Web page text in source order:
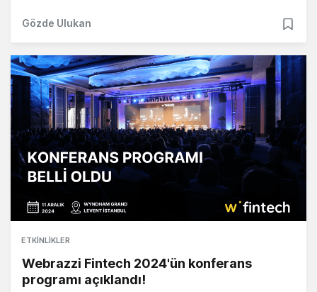
Gözde Ulukan
ETKINLIKLER
Webrazzi Fintech 2024'ün konferans
programı açıklandı!